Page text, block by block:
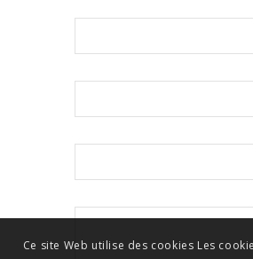
Ce site Web utilise des cookies Les